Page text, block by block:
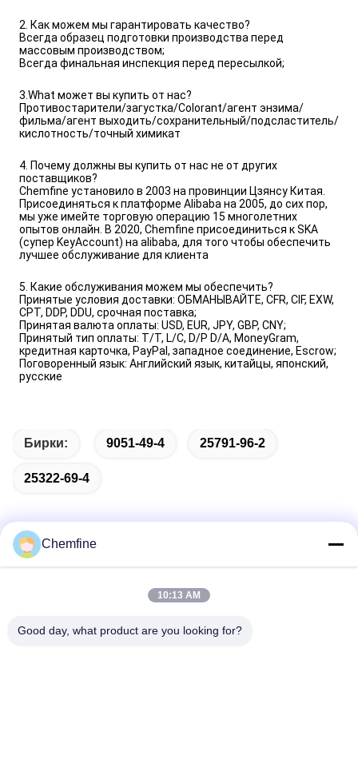
2. Как можем мы гарантировать качество?
Всегда образец подготовки производства перед
массовым производством;
Всегда финальная инспекция перед пересылкой;
3.What может вы купить от нас?
Противостарители/загустка/Colorant/агент энзима/
фильма/агент выходить/сохранительный/подсластитель/
кислотность/точный химикат
4. Почему должны вы купить от нас не от других
поставщиков?
Chemfine установило в 2003 на провинции Цзянсу Китая.
Присоединяться к платформе Alibaba на 2005, до сих пор,
мы уже имейте торговую операцию 15 многолетних
опытов онлайн. В 2020, Chemfine присоединиться к SKA
(супер KeyAccount) на alibaba, для того чтобы обеспечить
лучшее обслуживание для клиента
5. Какие обслуживания можем мы обеспечить?
Принятые условия доставки: ОБМАНЫВАЙТЕ, CFR, CIF, EXW,
CPT, DDP, DDU, срочная поставка;
Принятая валюта оплаты: USD, EUR, JPY, GBP, CNY;
Принятый тип оплаты: T/T, L/C, D/P D/A, MoneyGram,
кредитная карточка, PayPal, западное соединение, Escrow;
Поговоренный язык: Английский язык, китайцы, японский,
русские
Бирки: 9051-49-4 25791-96-2
25322-69-4
Комната 924, дорога No.813 Yinxiu, город Wuxi, Цзянсу,
Chemfine
10:13 AM
Good day, what product are you looking for?